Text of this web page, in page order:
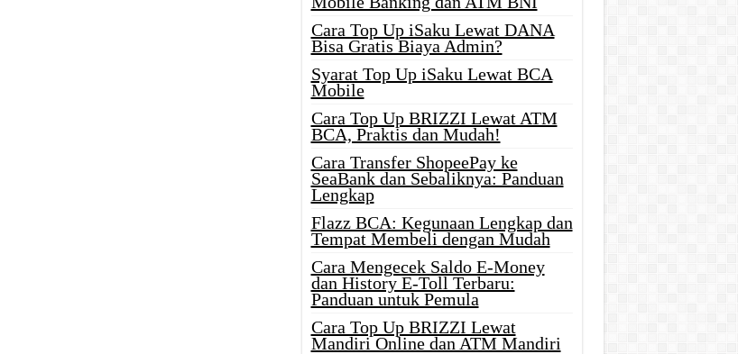
Cara Top Up iSaku Lewat DANA
Bisa Gratis Biaya Admin?
Syarat Top Up iSaku Lewat BCA
Mobile
Cara Top Up BRIZZI Lewat ATM
BCA, Praktis dan Mudah!
Cara Transfer ShopeePay ke
SeaBank dan Sebaliknya: Panduan
Lengkap
Flazz BCA: Kegunaan Lengkap dan
Tempat Membeli dengan Mudah
Cara Mengecek Saldo E-Money
dan History E-Toll Terbaru:
Panduan untuk Pemula
Cara Top Up BRIZZI Lewat
Mandiri Online dan ATM Mandiri